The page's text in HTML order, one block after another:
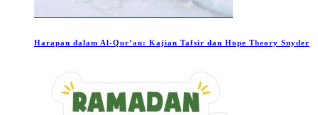
Harapan dalam Al-Qur’an: Kajian Tafsir dan Hope Theory Snyder